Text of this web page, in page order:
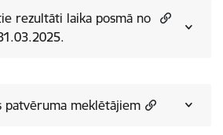
rezultāti laika posmā no
patvēruma meklētājiem